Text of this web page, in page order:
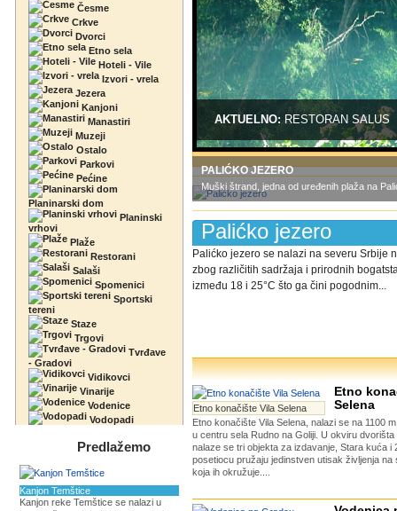
Česme
Crkve
Dvorci
Etno sela
Hoteli - Vile
Izvori - vrela
Jezera
Kanjoni
Manastiri
Muzeji
Ostalo
Parkovi
Pećine
Planinarski dom
Planinski
vrhovi
Plaže
Restorani
Salaši
Spomenici
Sportski
tereni
Staze
Trgovi
Tvrđave
- Gradovi
Vidikovci
Vinarije
Vodenice
Vodopadi
Predlažemo
Kanjon Temštice
Kanjon reke Temštice se nalazi u
AKTUELNO:RESTORAN SALUS
PALIĆKO JEZERO
Muški štrand, jedna od uređenih plaža na
Palićko jezero
Palićko jezero se nalazi na severu Srbije
zbog različitih sadržaja i prirodnih
između 18 i 25°C što ga čini pogodnim...
Etno konačište Vila Selena
Etno
Selena
Etno konačište Vila Selena, nalazi se na 1100
u centru sela Rudno na Goliji. U okviru
nalaze se tri objekta za izdavanje, Stara kuća i
posetiocu pružaju jedinstven utisak življenja na
koja ih okružuje....